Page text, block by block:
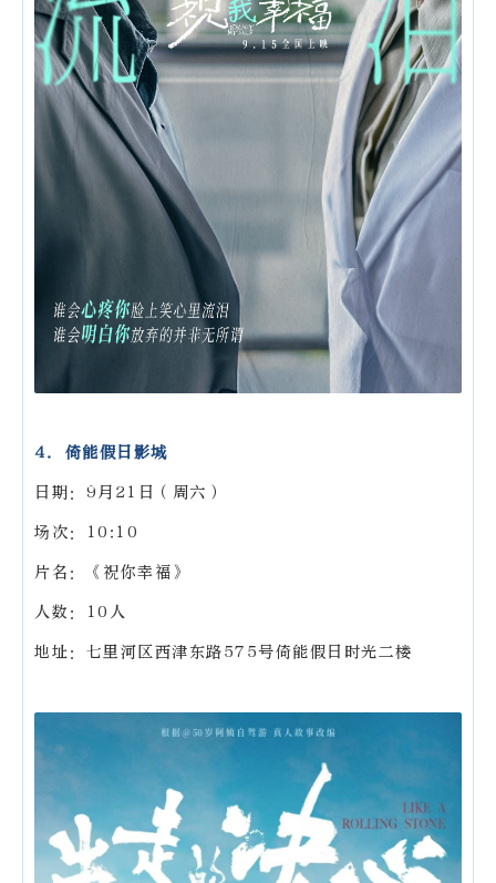
4. 倚能假日影城
日期：9月21日（周六）
场次：10:10
片名：《祝你幸福》
人数：10人
地址：七里河区西津东路575号倚能假日时光二楼